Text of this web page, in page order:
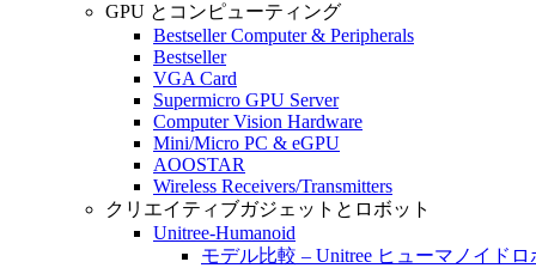
GPU とコンピューティング
Bestseller Computer & Peripherals
Bestseller
VGA Card
Supermicro GPU Server
Computer Vision Hardware
Mini/Micro PC & eGPU
AOOSTAR
Wireless Receivers/Transmitters
クリエイティブガジェットとロボット
Unitree-Humanoid
モデル比較 – Unitree ヒューマノイドロ